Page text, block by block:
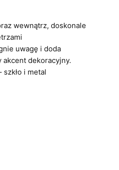
wewnątrz, doskonale
uwagę i doda
dekoracyjny.
szkło i metal